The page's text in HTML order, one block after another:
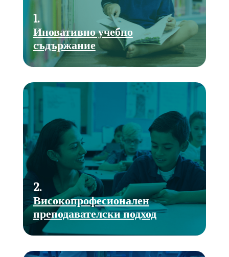
1.
Иновативно учебно
съдържание
2.
Високопрофесионален
преподавателски подход